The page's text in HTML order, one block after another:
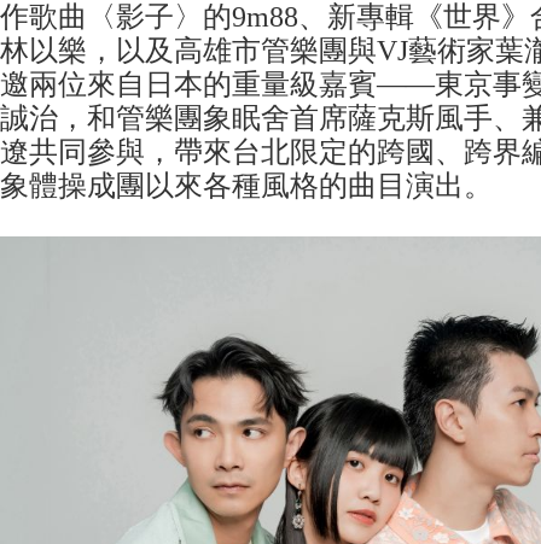
作歌曲〈影子〉的9m88、新專輯《世界》
林以樂，以及高雄市管樂團與VJ藝術家葉
邀兩位來自日本的重量級嘉賓——東京事
誠治，和管樂團象眠舍首席薩克斯風手、
遼共同參與，帶來台北限定的跨國、跨界
象體操成團以來各種風格的曲目演出。